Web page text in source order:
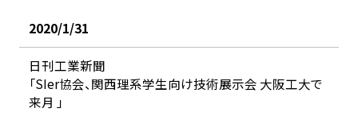
2020/1/31
日刊工業新聞
「SIer協会、関西理系学生向け技術展示会 大阪工大で
来月 」